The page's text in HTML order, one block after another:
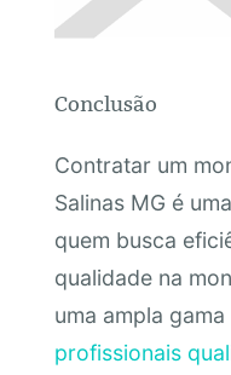
Conclusão
Contratar um
Salinas MG é
quem busca
qualidade na
uma ampla
profissionais